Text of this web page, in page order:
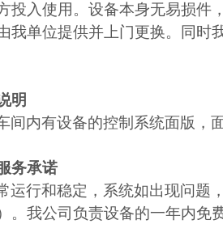
投入使用。设备本身无易损
我单位提供并上门更换。同
操作说明
间内有设备的控制系统面版，
务承诺
运行和稳定，系统如出现问题
。我公司负责设备的一年内